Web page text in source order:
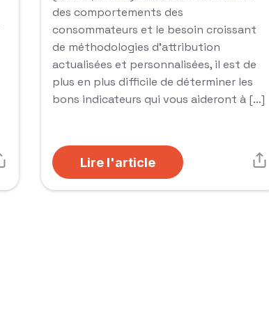
des comportements des
consommateurs et le besoin croissant
de méthodologies d’attribution
actualisées et personnalisées, il est de
plus en plus difficile de déterminer les
bons indicateurs qui vous aideront à […]
Lire l'article